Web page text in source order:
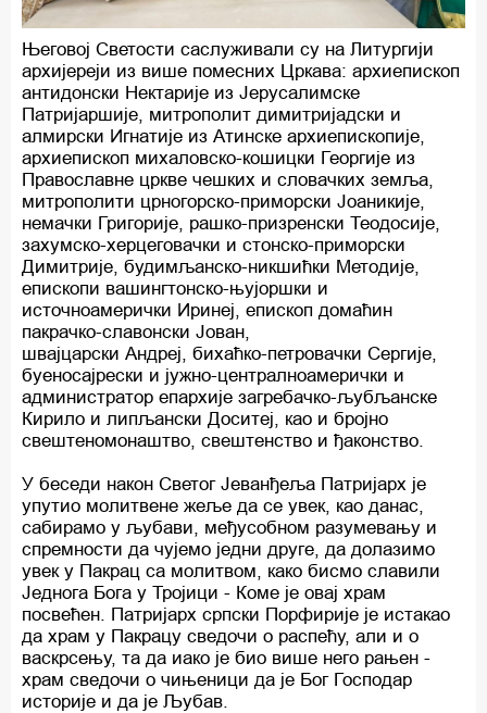
Његовој Светости саслуживали су на Литургији
архијереји из више помесних Цркава: архиепископ
антидонски Нектарије из Јерусалимске
Патријаршије, митрополит димитријадски и
алмирски Игнатије из Атинске архиепископије,
архиепископ михаловско-кошицки Георгије из
Православне цркве чешких и словачких земља,
митрополити црногорско-приморски Јоаникије,
немачки Григорије, рашко-призренски Теодосије,
захумско-херцеговачки и стонско-приморски
Димитрије, будимљанско-никшићки Методије,
епископи вашингтонско-њујоршки и
источноамерички Иринеј, епископ домаћин
пакрачко-славонски Јован,
швајцарски Андреј, бихаћко-петровачки Сергије,
буеносајрески и јужно-централноамерички и
администратор епархије загребачко-љубљанске
Кирило и липљански Доситеј, као и бројно
свештеномонаштво, свештенство и ђаконство.
У беседи након Светог Јеванђеља Патријарх је
упутио молитвене жеље да се увек, као данас,
сабирамо у љубави, међусобном разумевању и
спремности да чујемо једни друге, да долазимо
увек у Пакрац са молитвом, како бисмо славили
Једнога Бога у Тројици - Коме је овај храм
посвећен. Патријарх српски Порфирије је истакао
да храм у Пакрацу сведочи о распећу, али и о
васкрсењу, та да иако је био више него рањен -
храм сведочи о чињеници да је Бог Господар
историје и да је Љубав.